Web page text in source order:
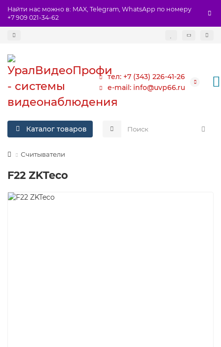
Найти нас можно в: MAX, Telegram, WhatsApp по номеру
+7 909 021-34-62
тел: +7 (343) 226-41-26
e-mail: info@uvp66.ru
Каталог товаров
Считыватели
F22 ZKTeco